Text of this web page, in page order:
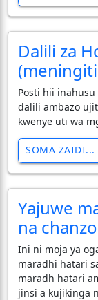
Dalili za
Posti hii
dalili ambazo
kwenye uti wa
SOMA ZAIDI...
Yajuwe
na
Ini ni moja ya
maradhi hatari
maradh hatari
jinsi a kujikinga